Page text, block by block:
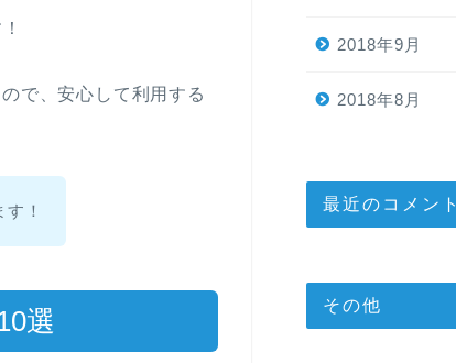
で、安心して利用する
！
選
2018年9月
2018年8月
最近のコメント
その他